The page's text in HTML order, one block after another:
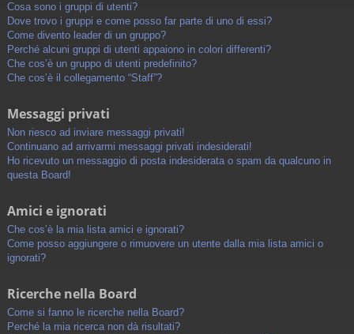
Cosa sono i gruppi di utenti?
Dove trovo i gruppi e come posso far parte di uno di essi?
Come divento leader di un gruppo?
Perché alcuni gruppi di utenti appaiono in colori differenti?
Che cos’è un gruppo di utenti predefinito?
Che cos’è il collegamento “Staff”?
Messaggi privati
Non riesco ad inviare messaggi privati!
Continuano ad arrivarmi messaggi privati indesiderati!
Ho ricevuto un messaggio di posta indesiderata o spam da qualcuno in
questa Board!
Amici e ignorati
Che cos’è la mia lista amici e ignorati?
Come posso aggiungere o rimuovere un utente dalla mia lista amici o
ignorati?
Ricerche nella Board
Come si fanno le ricerche nella Board?
Perché la mia ricerca non dà risultati?